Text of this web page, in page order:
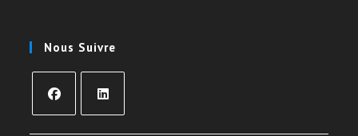
Nous Suivre